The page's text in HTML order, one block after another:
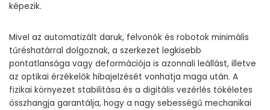
képezik.
Mivel az automatizált daruk, felvonók és robotok minimális
tűréshatárral dolgoznak, a szerkezet legkisebb
pontatlansága vagy deformációja is azonnali leállást, illetve
az optikai érzékelők hibajelzését vonhatja maga után. A
fizikai környezet stabilitása és a digitális vezérlés tökéletes
összhangja garantálja, hogy a nagy sebességű mechanikai